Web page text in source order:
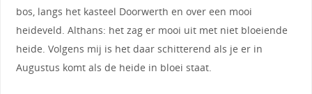
bos, langs het kasteel Doorwerth en over een mooi
heideveld. Althans: het zag er mooi uit met niet bloeiende
heide. Volgens mij is het daar schitterend als je er in
Augustus komt als de heide in bloei staat.